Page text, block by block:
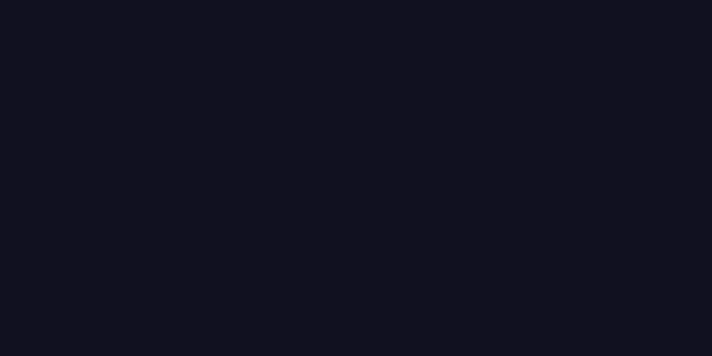
de entrada para millones de
de los más extendidos a nivel global. Su punto
de imágenes oficiales y de comunidad listas para
impone un límite de pulls (descargas) y de